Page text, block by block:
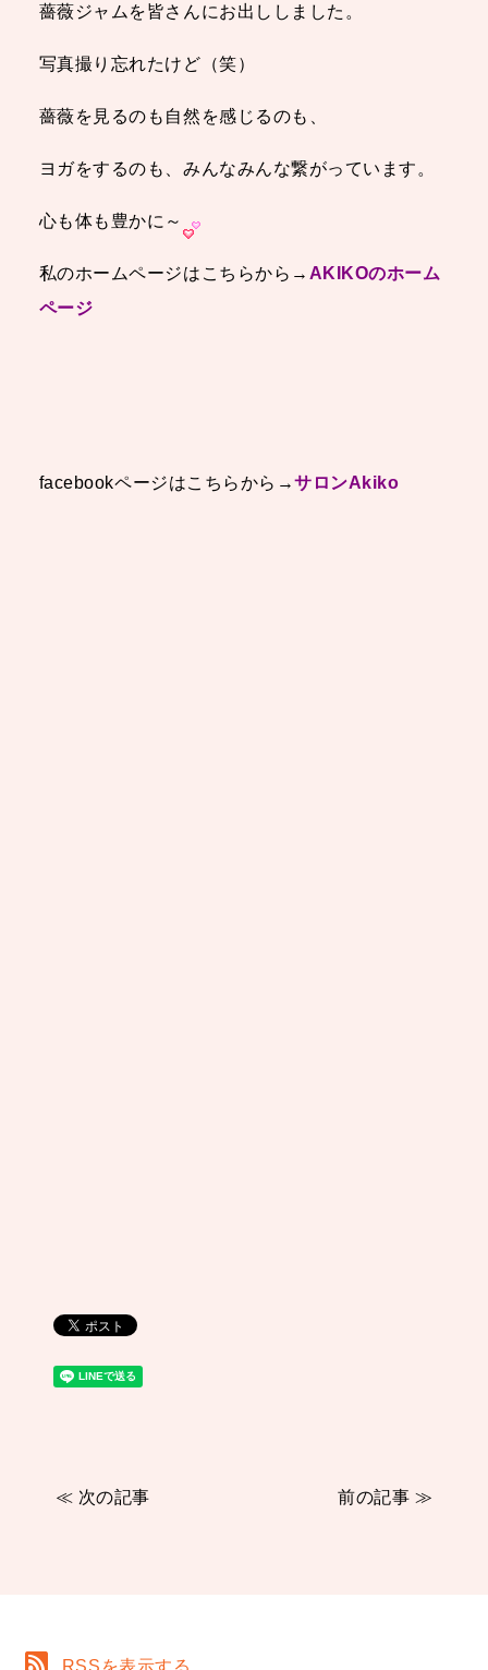
薔薇ジャムを皆さんにお出ししました。
写真撮り忘れたけど（笑）
薔薇を見るのも自然を感じるのも、
ヨガをするのも、みんなみんな繋がっています。
心も体も豊かに～
私のホームページはこちらから→ AKIKOのホーム
ページ
facebookページはこちらから→サロンAkiko
≪ 次の記事 前の記事 ≫
RSSを表示する